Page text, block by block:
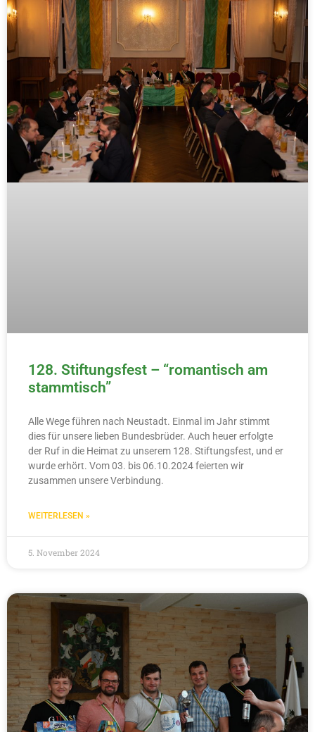
128. Stiftungsfest – “romantisch am
stammtisch”
Alle Wege führen nach Neustadt. Einmal im Jahr stimmt
dies für unsere lieben Bundesbrüder. Auch heuer erfolgte
der Ruf in die Heimat zu unserem 128. Stiftungsfest, und er
wurde erhört. Vom 03. bis 06.10.2024 feierten wir
zusammen unsere Verbindung.
WEITERLESEN »
5. November 2024